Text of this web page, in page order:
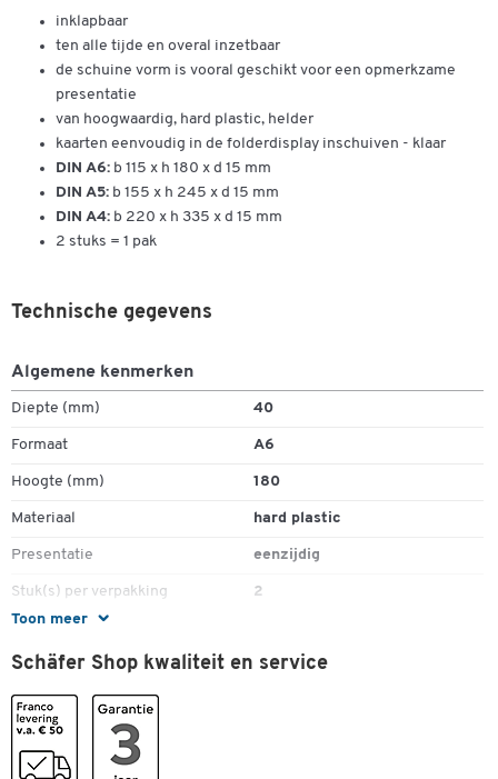
inklapbaar
ten alle tijde en overal inzetbaar
de schuine vorm is vooral geschikt voor een opmerkzame
presentatie
van hoogwaardig, hard plastic, helder
kaarten eenvoudig in de folderdisplay inschuiven - klaar
DIN A6: b 115 x h 180 x d 15 mm
DIN A5: b 155 x h 245 x d 15 mm
DIN A4: b 220 x h 335 x d 15 mm
2 stuks = 1 pak
Toon meer
Technische gegevens
Algemene kenmerken
Diepte (mm) 40
Formaat A6
Hoogte (mm) 180
Materiaal hard plastic
Presentatie eenzijdig
Stuk(s) per verpakking 2
Vorm
Kleur
Afmetingen
Schäfer Shop kwaliteit en service